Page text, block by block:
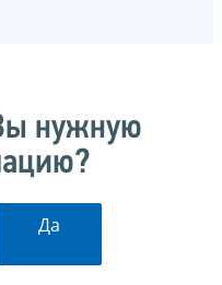
нужную
Да